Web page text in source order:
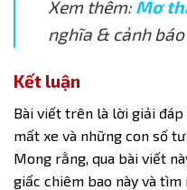
Xem thêm: Mơ
nghĩa & cảnh
Kết luận
Bài viết trên là lời giải
mất xe và những con số
Mong rằng, qua bài viết
giấc chiêm bao này và tìm